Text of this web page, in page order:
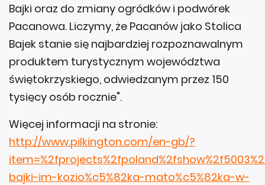
Bajki oraz do zmiany ogródków i podwórek
Pacanowa. Liczymy, że Pacanów jako Stolica
Bajek stanie się najbardziej rozpoznawalnym
produktem turystycznym województwa
świętokrzyskiego, odwiedzanym przez 150
tysięcy osób rocznie".
Więcej informacji na stronie:
http://www.pilkington.com/en-gb/?
bajki-im-kozio%c5%82ka-mato%c5%82ka-w-